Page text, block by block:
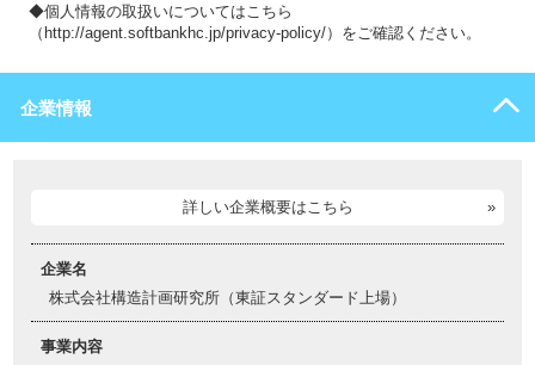
◆個人情報の取扱いについてはこちら
（http://agent.softbankhc.jp/privacy-policy/）をご確認ください。
企業情報
詳しい企業概要はこちら
企業名
株式会社構造計画研究所（東証スタンダード上場）
事業内容